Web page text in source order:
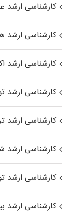
کارشناسی
کارشناسی ارشد
کارشناسی ارشد
کارشناسی ارشد
کارشناسی ارشد
کارشناسی ارشد
کارشناسی ارشد
کارشناسی ارشد